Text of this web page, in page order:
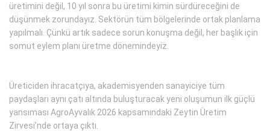
üretimini değil, 10 yıl sonra bu üretimi kimin sürdüreceğini de
düşünmek zorundayız. Sektörün tüm bölgelerinde ortak planlama
yapılmalı. Çünkü artık sadece sorun konuşma değil, her başlık için
somut eylem planı üretme dönemindeyiz.
Üreticiden ihracatçıya, akademisyenden sanayiciye tüm
paydaşları aynı çatı altında buluşturacak yeni oluşumun ilk güçlü
yansıması AgroAyvalık 2026 kapsamındaki Zeytin Üretim
Zirvesi’nde ortaya çıktı.